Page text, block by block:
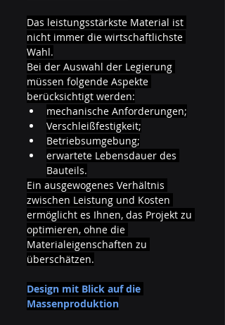
Das leistungsstärkste Material ist
nicht immer die wirtschaftlichste
Wahl.
Bei der Auswahl der Legierung
müssen folgende Aspekte
berücksichtigt werden:
mechanische Anforderungen;
Verschleißfestigkeit;
Betriebsumgebung;
erwartete Lebensdauer des
Bauteils.
Ein ausgewogenes Verhältnis
zwischen Leistung und Kosten
ermöglicht es Ihnen, das Projekt zu
optimieren, ohne die
Materialeigenschaften zu
überschätzen.
Design mit Blick auf die
Massenproduktion